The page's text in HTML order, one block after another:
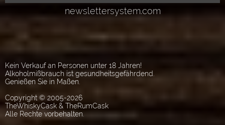
Kein Verkauf an Personen unter 18 Jahren!
Alkoholmißbrauch ist gesundheitsgefährdend.
Genießen Sie in Maßen.
Copyright © 2005-2026
TheWhiskyCask & TheRumCask
Alle Rechte vorbehalten.